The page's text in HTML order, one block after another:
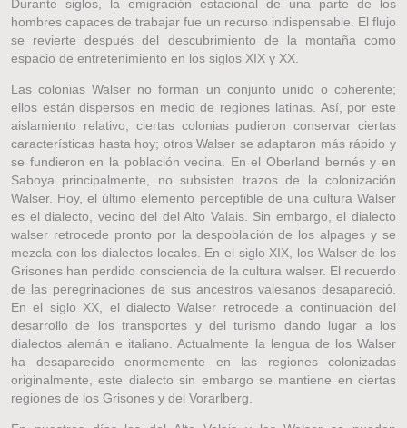
Durante siglos, la emigración estacional de una parte de los
hombres capaces de trabajar fue un recurso indispensable. El flujo
se revierte después del descubrimiento de la montaña como
espacio de entretenimiento en los siglos XIX y XX.
Las colonias Walser no forman un conjunto unido o coherente;
ellos están dispersos en medio de regiones latinas. Así, por este
aislamiento relativo, ciertas colonias pudieron conservar ciertas
características hasta hoy; otros Walser se adaptaron más rápido y
se fundieron en la población vecina. En el Oberland bernés y en
Saboya principalmente, no subsisten trazos de la colonización
Walser. Hoy, el último elemento perceptible de una cultura Walser
es el dialecto, vecino del del Alto Valais. Sin embargo, el dialecto
walser retrocede pronto por la despoblación de los alpages y se
mezcla con los dialectos locales. En el siglo XIX, los Walser de los
Grisones han perdido consciencia de la cultura walser. El recuerdo
de las peregrinaciones de sus ancestros valesanos desapareció.
En el siglo XX, el dialecto Walser retrocede a continuación del
desarrollo de los transportes y del turismo dando lugar a los
dialectos alemán e italiano. Actualmente la lengua de los Walser
ha desaparecido enormemente en las regiones colonizadas
originalmente, este dialecto sin embargo se mantiene en ciertas
regiones de los Grisones y del Vorarlberg.